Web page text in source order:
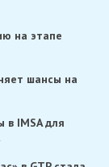
на этапе
шансы на
в IMSA для